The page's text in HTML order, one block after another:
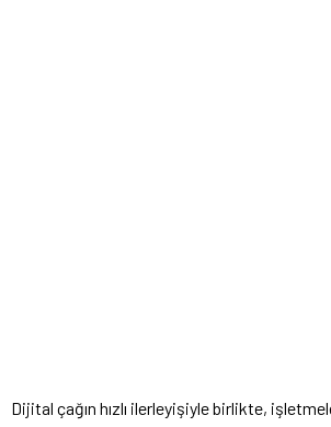
Dijital çağın hızlı ilerleyişiyle birlikte,